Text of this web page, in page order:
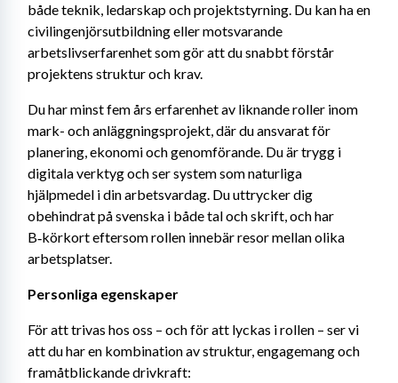
både teknik, ledarskap och projektstyrning. Du kan ha en
civilingenjörsutbildning eller motsvarande
arbetslivserfarenhet som gör att du snabbt förstår
projektens struktur och krav.
Du har minst fem års erfarenhet av liknande roller inom
mark- och anläggningsprojekt, där du ansvarat för
planering, ekonomi och genomförande. Du är trygg i
digitala verktyg och ser system som naturliga
hjälpmedel i din arbetsvardag. Du uttrycker dig
obehindrat på svenska i både tal och skrift, och har
B‑körkort eftersom rollen innebär resor mellan olika
arbetsplatser.
Personliga egenskaper
För att trivas hos oss – och för att lyckas i rollen – ser vi
att du har en kombination av struktur, engagemang och
framåtblickande drivkraft: